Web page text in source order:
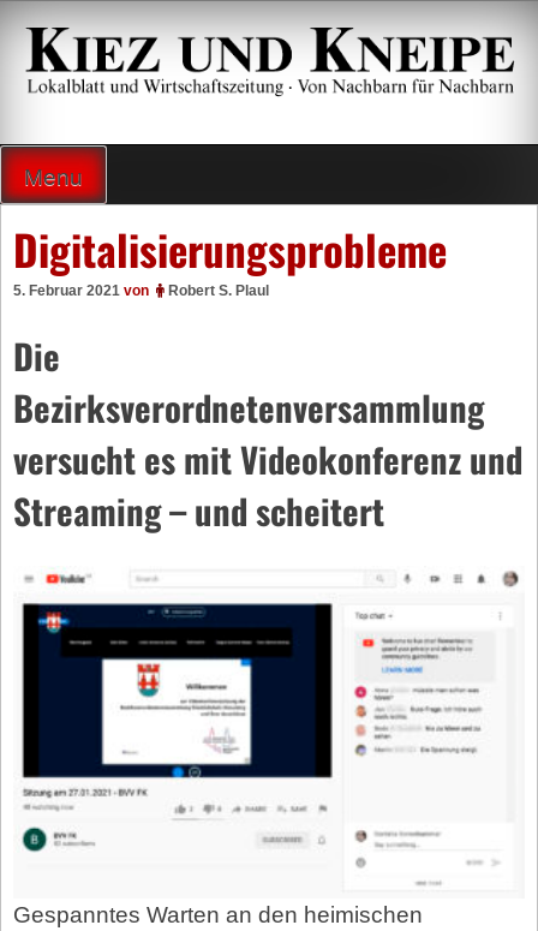
Zum
Inhalt
springen
Menu
Digitalisierungsprobleme
5. Februar 2021 von Robert S. Plaul
Die
Bezirksverordnetenversammlung
versucht es mit Videokonferenz und
Streaming – und scheitert
Gespanntes Warten an den heimischen